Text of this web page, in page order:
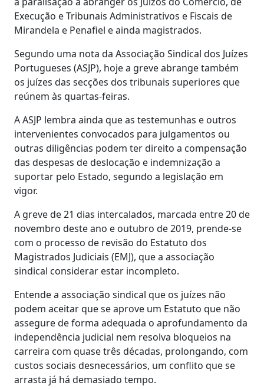
Execução e Tribunais Administrativos e Fiscais de
Mirandela e Penafiel e ainda magistrados.
Segundo uma nota da Associação Sindical dos Juízes
Portugueses (ASJP), hoje a greve abrange também
os juízes das secções dos tribunais superiores que
reúnem às quartas-feiras.
A ASJP lembra ainda que as testemunhas e outros
intervenientes convocados para julgamentos ou
outras diligências podem ter direito a compensação
das despesas de deslocação e indemnização a
suportar pelo Estado, segundo a legislação em
vigor.
A greve de 21 dias intercalados, marcada entre 20 de
novembro deste ano e outubro de 2019, prende-se
com o processo de revisão do Estatuto dos
Magistrados Judiciais (EMJ), que a associação
sindical considerar estar incompleto.
Entende a associação sindical que os juízes não
podem aceitar que se aprove um Estatuto que não
assegure de forma adequada o aprofundamento da
independência judicial nem resolva bloqueios na
carreira com quase três décadas, prolongando, com
custos sociais desnecessários, um conflito que se
arrasta já há demasiado tempo.